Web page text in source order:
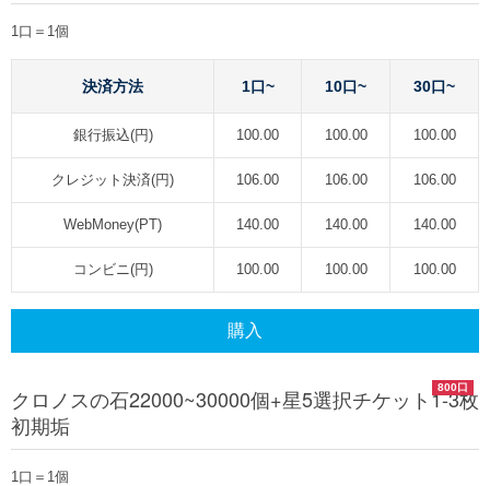
1口＝1個
決済方法 1口~ 10口~ 30口~
銀行振込(円) 100.00 100.00 100.00
クレジット決済(円) 106.00 106.00 106.00
WebMoney(PT) 140.00 140.00 140.00
コンビニ(円) 100.00 100.00 100.00
購入
800口
クロノスの石22000~30000個+星5選択チケット1-3枚
初期垢
1口＝1個